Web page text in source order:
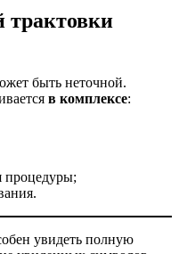
трактовки
быть неточной.
в комплексе:
процедуры;
увидеть полную